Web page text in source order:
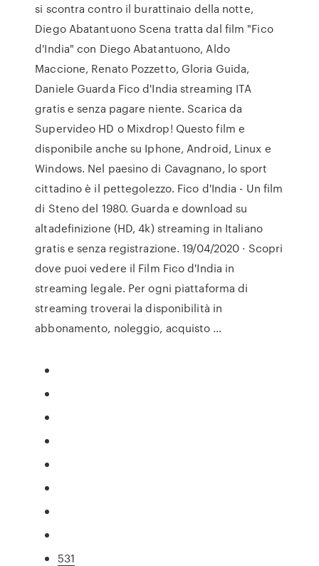
si scontra contro il burattinaio della notte,
Diego Abatantuono Scena tratta dal film "Fico
d'India" con Diego Abatantuono, Aldo
Maccione, Renato Pozzetto, Gloria Guida,
Daniele Guarda Fico d'India streaming ITA
gratis e senza pagare niente. Scarica da
Supervideo HD o Mixdrop! Questo film e
disponibile anche su Iphone, Android, Linux e
Windows. Nel paesino di Cavagnano, lo sport
cittadino è il pettegolezzo. Fico d'India - Un film
di Steno del 1980. Guarda e download su
altadefinizione (HD, 4k) streaming in Italiano
gratis e senza registrazione. 19/04/2020 · Scopri
dove puoi vedere il Film Fico d'India in
streaming legale. Per ogni piattaforma di
streaming troverai la disponibilità in
abbonamento, noleggio, acquisto …
531